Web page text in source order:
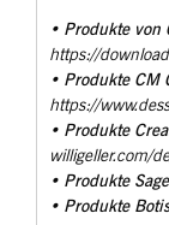
• Produkte von
https://
• Produkte CM
https://
• Produkte
willigeller.com/
• Produkte
• Produkte